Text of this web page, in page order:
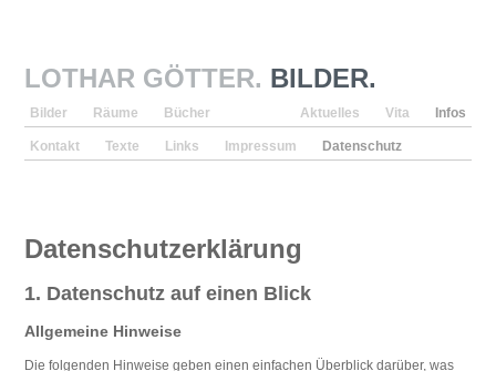
LOTHAR GÖTTER. BILDER.
Bilder Räume Bücher Aktuelles Vita Infos
Kontakt Texte Links Impressum Datenschutz
Datenschutzerklärung
1. Datenschutz auf einen Blick
Allgemeine Hinweise
Die folgenden Hinweise geben einen einfachen Überblick darüber, was